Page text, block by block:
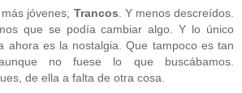
jóvenes, Trancos . Y menos descreídos.
que se podía cambiar algo. Y lo único
ahora es la nostalgia. Que tampoco es tan
no fuese lo que buscábamos.
de ella a falta de otra cosa.